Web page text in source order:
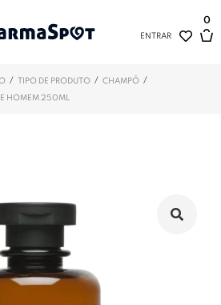
ENTRAR
0
/ TIPO DE PRODUTO / CHAMPÔ /
HOMEM 250ML